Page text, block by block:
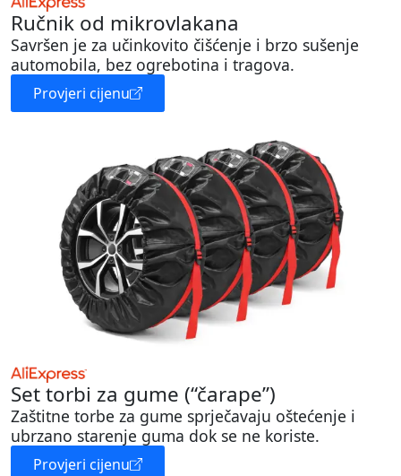
Ručnik od mikrovlakana
Savršen je za učinkovito čišćenje i brzo sušenje
automobila, bez ogrebotina i tragova.
Provjeri cijenu
Set torbi za gume (“čarape”)
Zaštitne torbe za gume sprječavaju oštećenje i
ubrzano starenje guma dok se ne koriste.
Provjeri cijenu